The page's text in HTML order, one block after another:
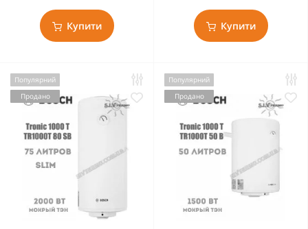
Купити Купити
Популярний
Продано
Популярний
Продано